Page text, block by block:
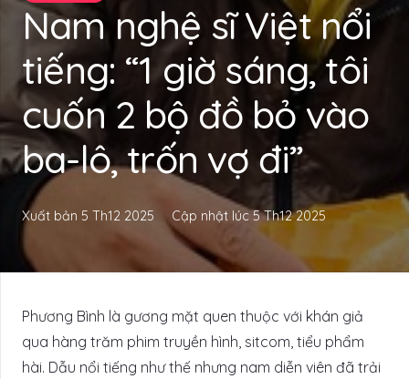
Nam nghệ sĩ Việt nổi
tiếng: “1 giờ sáng, tôi
cuốn 2 bộ đồ bỏ vào
ba-lô, trốn vợ đi”
Xuất bản 5 Th12 2025 Cập nhật lúc5 Th12 2025
Phương Bình là gương mặt quen thuộc với khán giả
qua hàng trăm phim truyền hình, sitcom, tiểu phẩm
hài. Dẫu nổi tiếng như thế nhưng nam diễn viên đã trải